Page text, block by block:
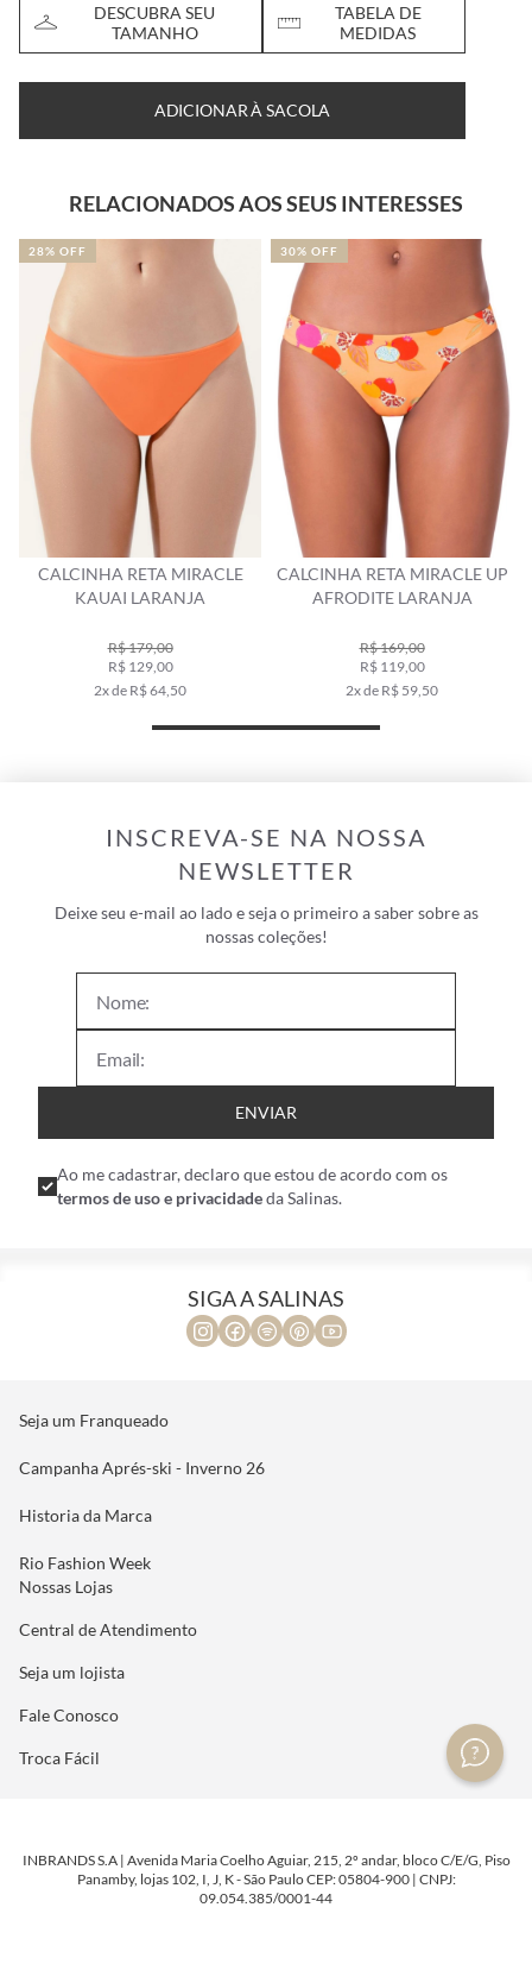
DESCUBRA SEU
TAMANHO
TABELA DE
MEDIDAS
ADICIONAR À SACOLA
RELACIONADOS AOS SEUS INTERESSES
CALCINHA RETA MIRACLE UP
AFRODITE LARANJA
R$ 169,00
R$ 119,00
2x de R$ 59,50
30% OFF
CALCINHA RETA MIRACLE UP
JAGUAR BOTTLE
R$ 199,00
R$ 139,00
2x de R$ 69,50
30% OFF
INSCREVA-SE NA NOSSA
NEWSLETTER
Deixe seu e-mail ao lado e seja o primeiro a saber sobre as
nossas coleções!
ENVIAR
Ao me cadastrar, declaro que estou de acordo com os
termos de uso e privacidadeda Salinas.
SIGA A SALINAS
Seja um Franqueado
Campanha Aprés-ski - Inverno 26
Historia da Marca
Rio Fashion Week
Nossas Lojas
Central de Atendimento
Seja um lojista
Fale Conosco
Troca Fácil
INBRANDS S.A | Avenida Maria Coelho Aguiar, 215, 2º andar, bloco C/E/G, Piso
Panamby, lojas 102, I, J, K - São Paulo CEP: 05804-900 | CNPJ:
09.054.385/0001-44